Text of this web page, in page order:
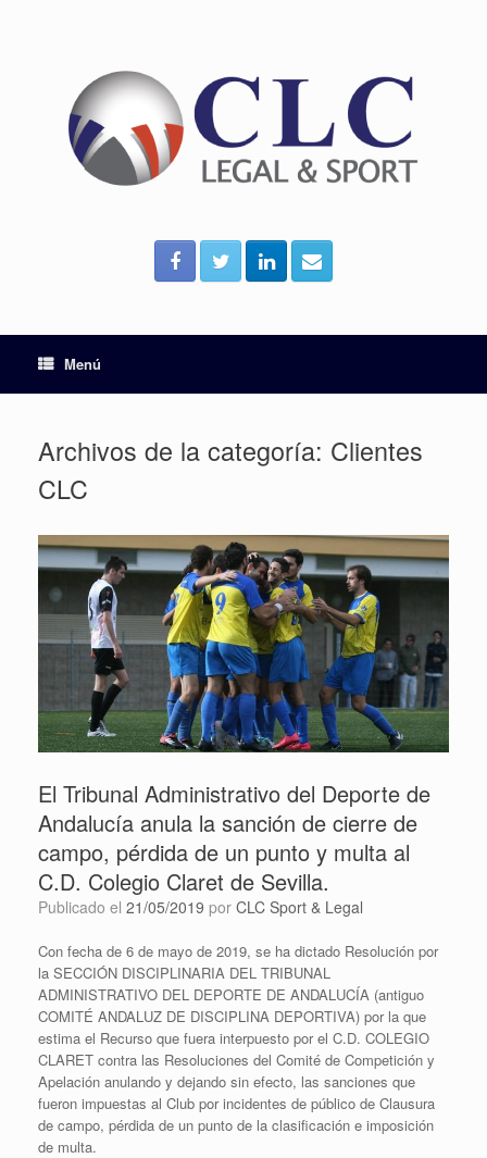
Menú
Archivos de la categoría: Clientes
CLC
El Tribunal Administrativo del Deporte de
Andalucía anula la sanción de cierre de
campo, pérdida de un punto y multa al
C.D. Colegio Claret de Sevilla.
Publicado el 21/05/2019 por CLC Sport & Legal
Con fecha de 6 de mayo de 2019, se ha dictado Resolución por
la SECCIÓN DISCIPLINARIA DEL TRIBUNAL
ADMINISTRATIVO DEL DEPORTE DE ANDALUCÍA (antiguo
COMITÉ ANDALUZ DE DISCIPLINA DEPORTIVA) por la que
estima el Recurso que fuera interpuesto por el C.D. COLEGIO
CLARET contra las Resoluciones del Comité de Competición y
Apelación anulando y dejando sin efecto, las sanciones que
fueron impuestas al Club por incidentes de público de Clausura
de campo, pérdida de un punto de la clasificación e imposición
de multa.